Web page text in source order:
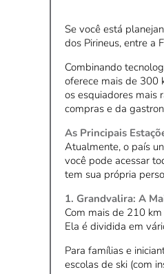
Se você está
dos Pirineus, entre a
Combinando
oferece mais de 300
os esquiadores mais
compras e da
As Principais
Atualmente, o país
você pode acessar
tem sua própria
1. Grandvalira: A
Com mais de 210
Ela é dividida em
Para famílias e
escolas de ski (com